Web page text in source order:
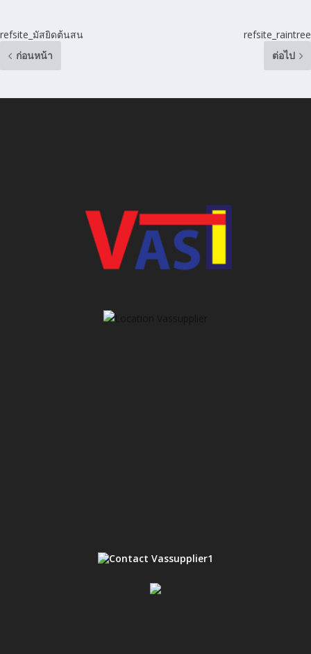
refsite_มัสยิดต้นสน
ก่อนหน้า
refsite_raintree
ต่อไป